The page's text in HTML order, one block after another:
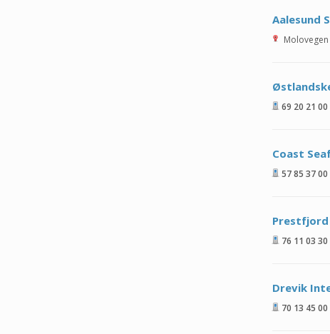
Aalesund
Molovegen
69 20 21 00
Coast
57 85 37 00
Prestfjord
76 11 03 30
Drevik
70 13 45 00